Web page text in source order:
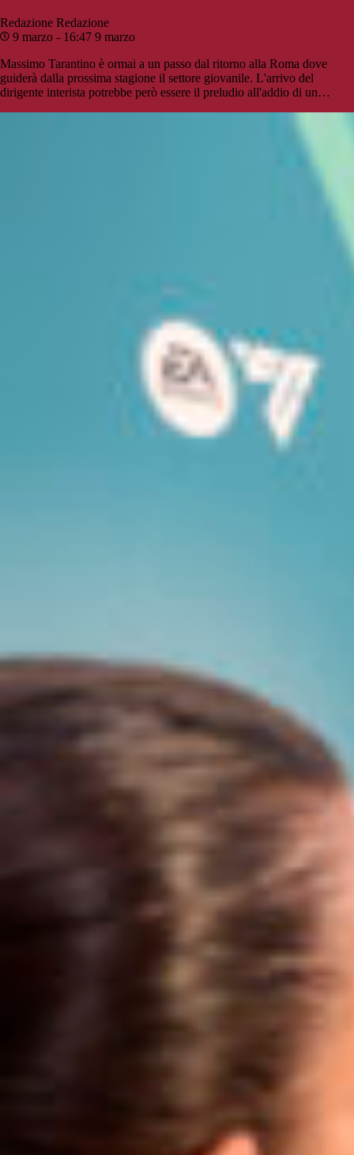
Redazione Redazione
9 marzo - 16:47 9 marzo
Massimo Tarantino è ormai a un passo dal ritorno alla Roma dove
guiderà dalla prossima stagione il settore giovanile. L'arrivo del
dirigente interista potrebbe però essere il preludio all'addio di un…